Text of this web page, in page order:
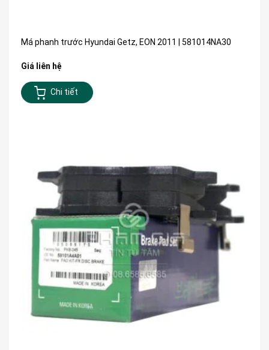
Má phanh trước Hyundai Getz, EON 2011 | 581014NA30
Giá liên hệ
Chi tiết